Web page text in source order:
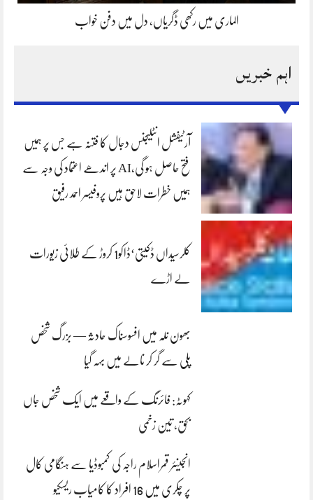
الماری میں رکھی ڈگریاں، دل میں دفن خواب
اہم خبریں
آرٹیفشل انٹلیجنس دجال کا فتنہ ہے جس پر ہمیں
فتح حاصل ہو گی،AI پر اندھے اعتماد کی وجہ سے
ہمیں خطرات لاحق ہیں پروفیسر احمد رفیق
کلرسیداں ڈکیتی‘ڈاکو1 کروڑ کے طلائی زیورات
لے اڑے
بھون نلہ میں افسوسناک حادثہ — بزرگ شخص
پلی سے گر کر نالے میں بہہ گیا
کہوٹہ: فائرنگ کے واقعے میں ایک شخص جاں
بحق، تین زخمی
انجینئر قمراسلام راجہ کی کمبوڈیا سے ہنگامی کال
پر چکری میں 16 افراد کا کامیاب ریسکیو